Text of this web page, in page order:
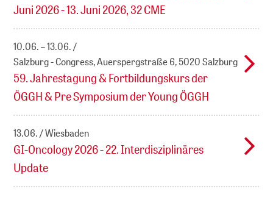
Juni 2026 - 13. Juni 2026, 32 CME
10.06. – 13.06.
Salzburg - Congress, Auerspergstraße 6, 5020 Salzburg
59. Jahrestagung & Fortbildungskurs der
ÖGGH & Pre Symposium der Young ÖGGH
13.06. Wiesbaden
GI-Oncology 2026 - 22. Interdisziplinäres
Update